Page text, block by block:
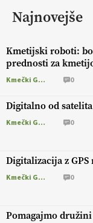
Najnovejše
Kmetijski roboti:
prednosti za
Kmečki Glas 0
Digitalno od
Kmečki Glas 0
Digitalizacija z
Kmečki Glas 0
Pomagajmo